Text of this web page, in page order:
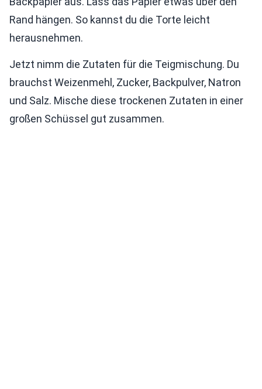
Rand hängen. So kannst du die Torte leicht
herausnehmen.
Jetzt nimm die Zutaten für die Teigmischung. Du
brauchst Weizenmehl, Zucker, Backpulver, Natron
und Salz. Mische diese trockenen Zutaten in einer
großen Schüssel gut zusammen.